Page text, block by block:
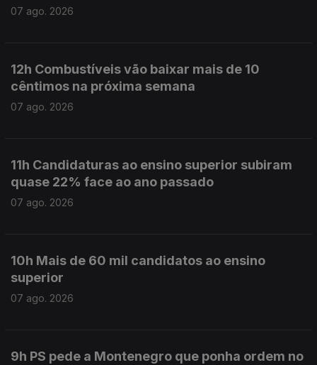
07 ago. 2026
12h Combustíveis vão baixar mais de 10
cêntimos na próxima semana
07 ago. 2026
11h Candidaturas ao ensino superior subiram
quase 22% face ao ano passado
07 ago. 2026
10h Mais de 60 mil candidatos ao ensino
superior
07 ago. 2026
9h PS pede a Montenegro que ponha ordem no